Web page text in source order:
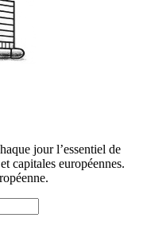
jour l’essentiel de
capitales européennes.